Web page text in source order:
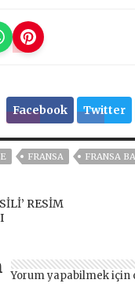
Facebook Twitter
FRANSA FRANSA
RESİM
Yorum yapabilmek için